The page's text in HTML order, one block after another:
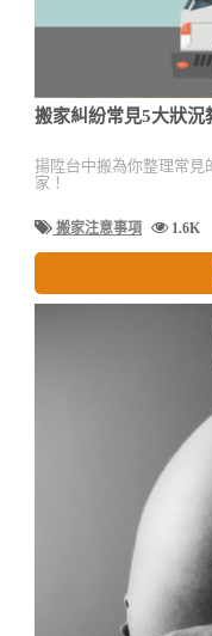
搬家糾紛常見5大狀況
揚陞台中搬為你整理常見
家！
搬家注意事項 1.6K